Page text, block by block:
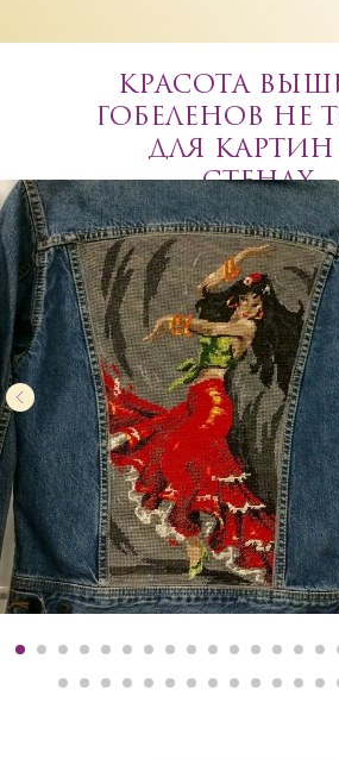
КРАСОТА
ГОБЕЛЕНОВ НЕ
ДЛЯ
СТЕНАХ...